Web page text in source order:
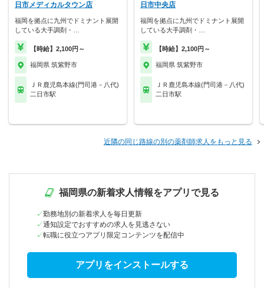
日市メディカルタウン店
福岡を拠点に九州でドミナント展開
している大手調剤・…
【時給】2,100円～
福岡県 筑紫野市
ＪＲ鹿児島本線(門司港－八代)
二日市駅
日市中央店
福岡を拠点に九州でドミナント展開
している大手調剤・…
【時給】2,100円～
福岡県 筑紫野市
ＪＲ鹿児島本線(門司港－八代)
二日市駅
近隣の同じ路線の別の薬剤師求人をもっと見る
福岡県の新着求人情報をアプリで見る
勤務地別の新着求人を毎日更新
通知設定でおすすめの求人を見逃さない
転職に役立つアプリ限定コンテンツを配信中
アプリをインストールする